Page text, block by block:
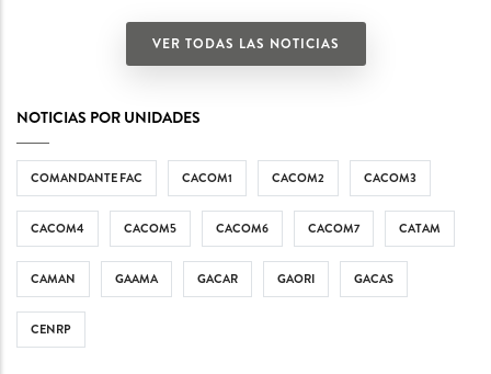
VER TODAS LAS NOTICIAS
NOTICIAS POR UNIDADES
COMANDANTE FAC CACOM1 CACOM2 CACOM3
CACOM4 CACOM5 CACOM6 CACOM7 CATAM
CAMAN GAAMA GACAR GAORI GACAS
CENRP